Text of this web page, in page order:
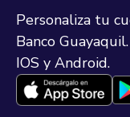
Personaliza tu
Banco
IOS y Android.